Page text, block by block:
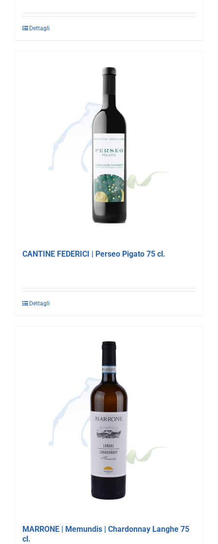
Dettagli
CANTINE FEDERICI | Perseo Pigato 75 cl.
Dettagli
MARRONE | Memundis | Chardonnay Langhe 75
cl.